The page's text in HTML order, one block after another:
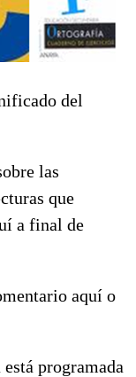
del
las
que
a final de
aquí o
programada